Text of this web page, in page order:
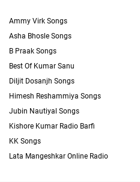
Ammy Virk Songs
Asha Bhosle Songs
B Praak Songs
Best Of Kumar Sanu
Diljit Dosanjh Songs
Himesh Reshammiya Songs
Jubin Nautiyal Songs
Kishore Kumar Radio Barfi
KK Songs
Lata Mangeshkar Online Radio